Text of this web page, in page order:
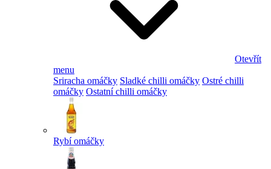
Otevřít
menu
Sriracha omáčky Sladké chilli omáčky Ostré chilli
omáčky Ostatní chilli omáčky
Rybí omáčky